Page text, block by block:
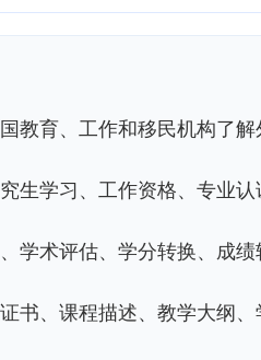
教育、工作和移民机构了解
生学习、工作资格、专业认
学术评估、学分转换、成绩
书、课程描述、教学大纲、